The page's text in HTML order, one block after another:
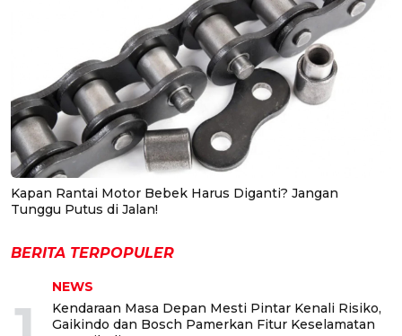
Kapan Rantai Motor Bebek Harus Diganti? Jangan
Tunggu Putus di Jalan!
BERITA TERPOPULER
NEWS
Kendaraan Masa Depan Mesti Pintar Kenali Risiko,
Gaikindo dan Bosch Pamerkan Fitur Keselamatan